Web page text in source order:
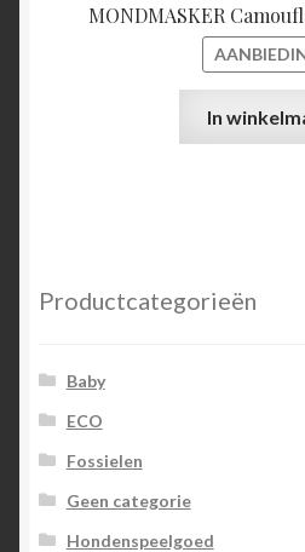
MONDMASKER
In
Productcategorieën
Baby
ECO
Fossielen
Geen categorie
Hondenspeelgoed